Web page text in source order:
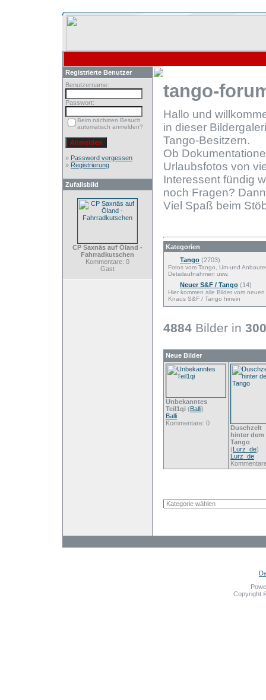
Registrierte Benutzer
Benutzername:
Passwort:
Beim nächsten Besuch
automatisch anmelden?
» Password vergessen
» Registrierung
Zufallsbild
CP Saxnäs auf Öland -
Fahrradkutschen
Kommentare: 0
Gast
tango-
Hallo und
in dieser
Tango-Besitzern.
Ob
Urlaubsfotos von
Interessent fündig
noch Fragen?
Viel Spaß beim
Kategorien
Tango (2703)
Fotos vom Tango, Um-und
Detailaufnahmen usw.
Neuer S&F / Tango (14)
Hier kommen alle Bilder vom neuen
Knaus S&F / Tango hinein
4884 Bilder in 300
Neue Bilder
Unbekanntes
Teil1qi (Balli)
Balli
Kommentare: 0
Duschzelt
hinter dem
Tango
(Lurz_de)
Lurz_de
Copyright